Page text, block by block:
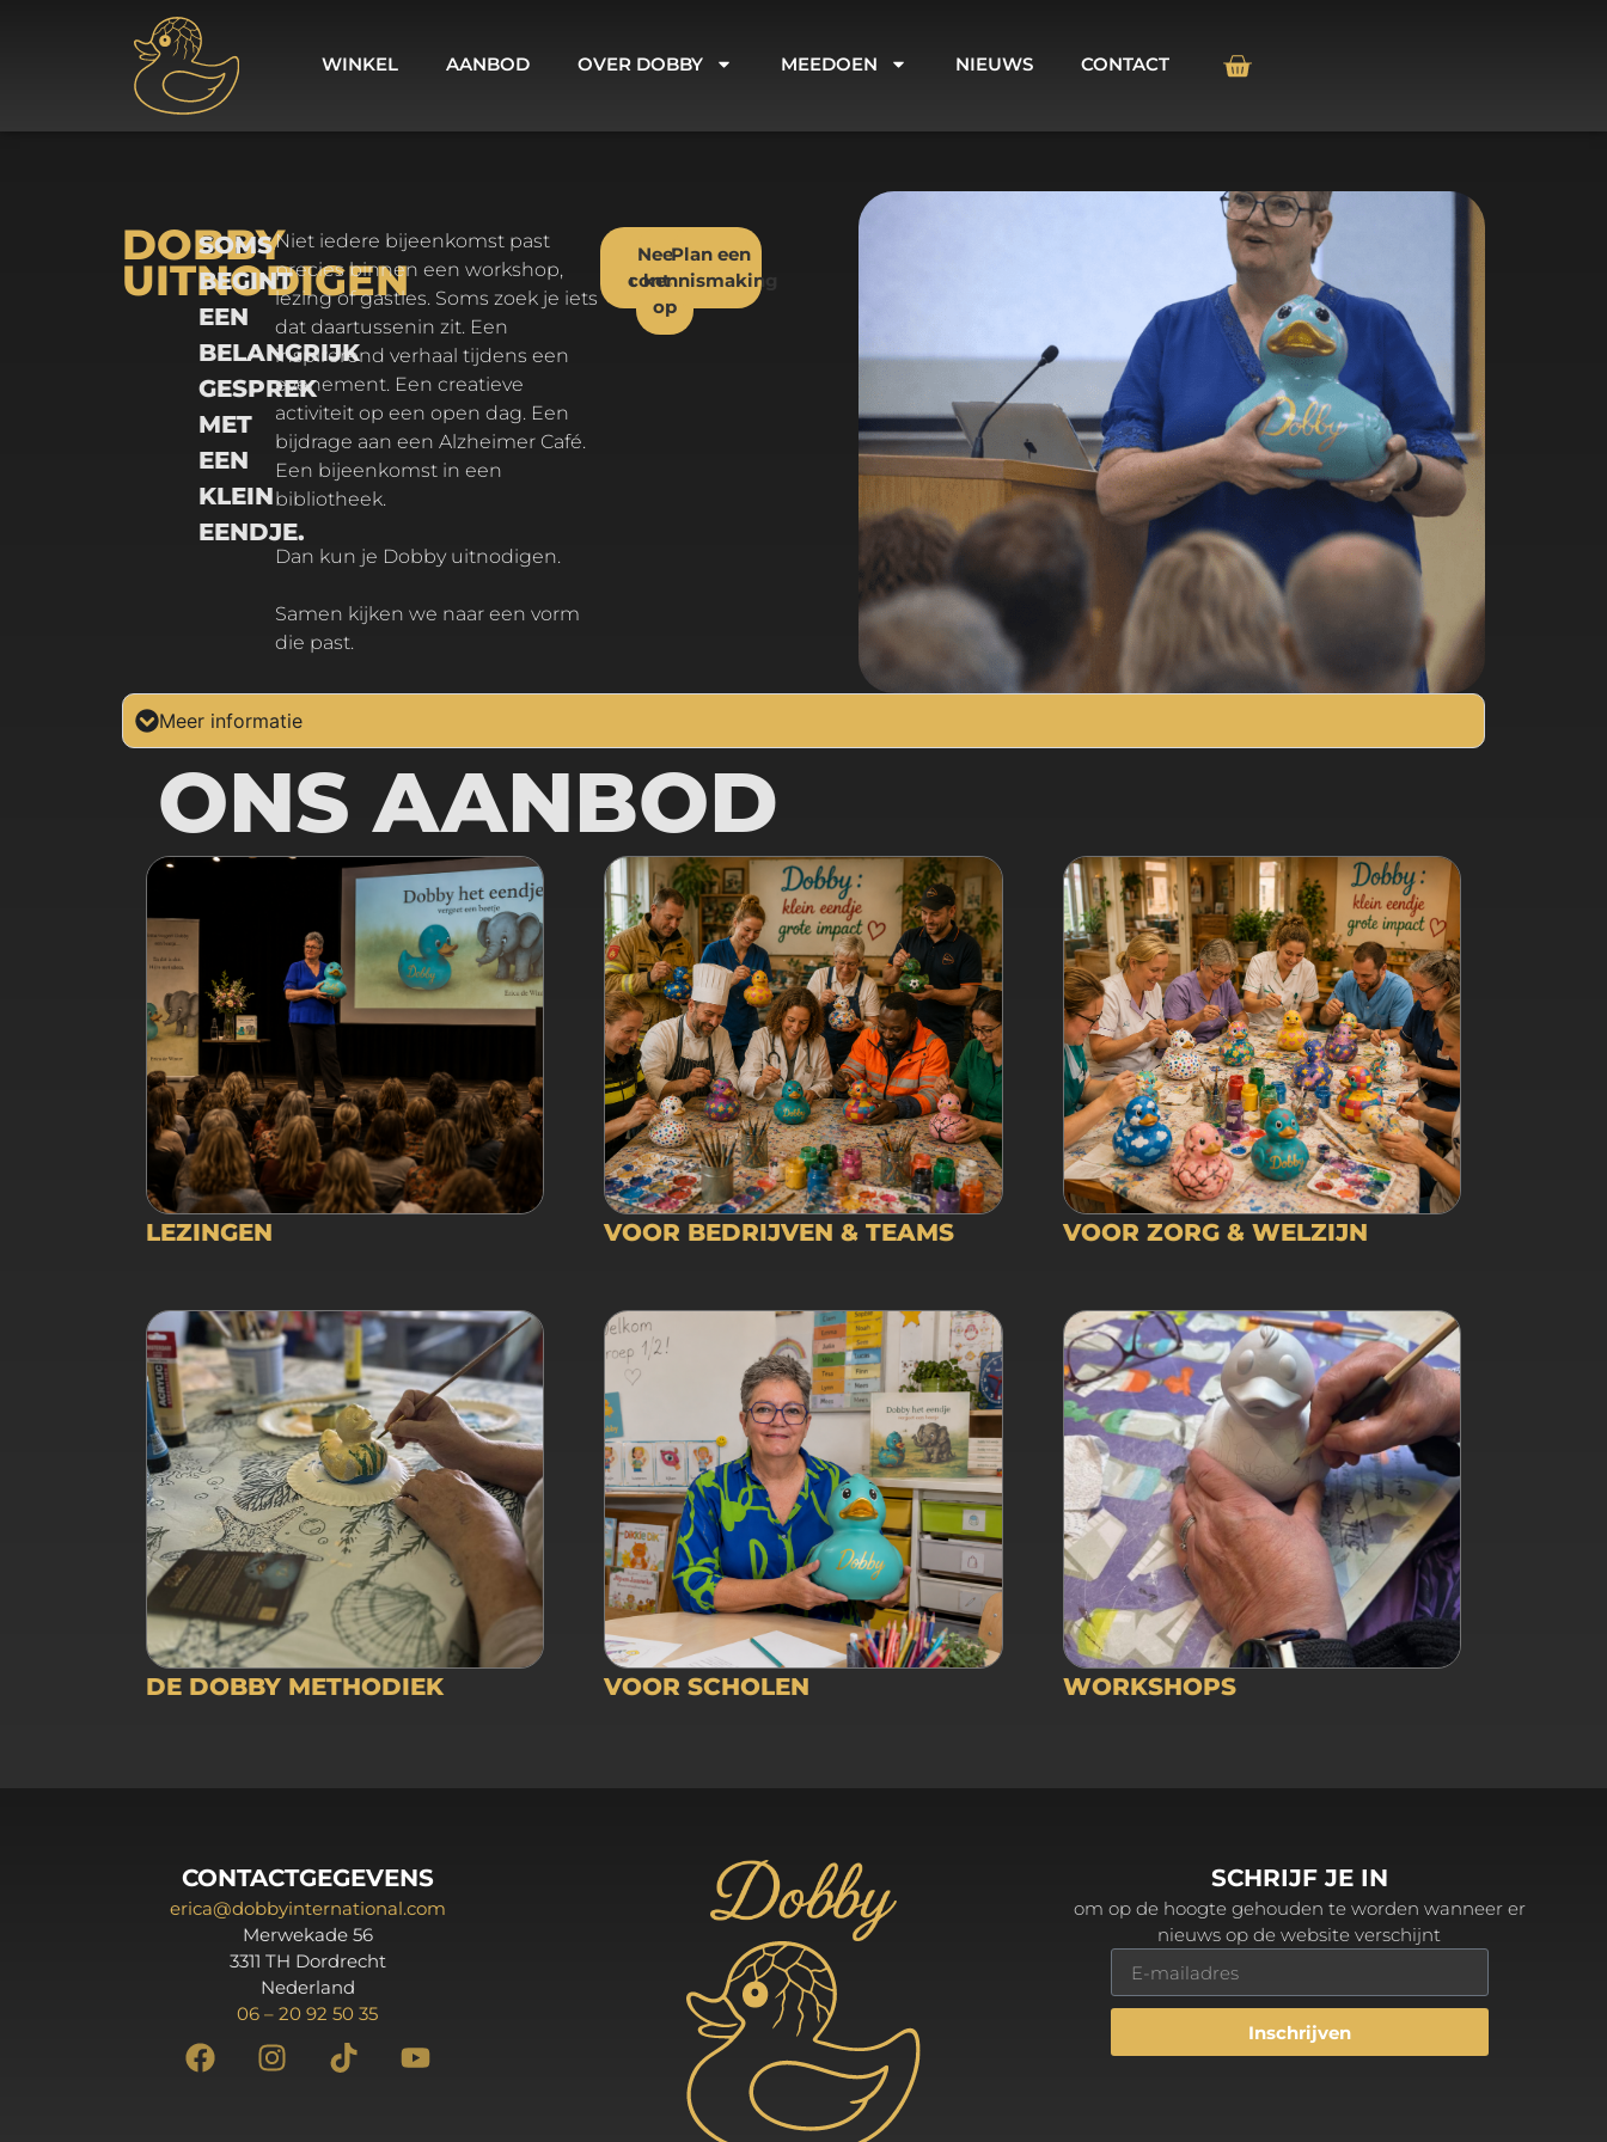
WINKEL AANBOD OVER DOBBY MEEDOEN NIEUWS CONTACT
DOBBY
UITNODIGEN
SOMS
BEGINT
EEN
BELANGRIJK
GESPREK
MET
EEN
KLEIN
EENDJE.
Niet iedere bijeenkomst past
precies binnen een workshop,
lezing of gastles. Soms zoek je iets
dat daartussenin zit. Een
inspirerend verhaal tijdens een
evenement. Een creatieve
activiteit op een open dag. Een
bijdrage aan een Alzheimer Café.
Een bijeenkomst in een
bibliotheek.
Dan kun je Dobby uitnodigen.
Samen kijken we naar een vorm
die past.
Dobby
uitnodigen
Neem
contact
op
Plan een
kennismaking
Meer informatie
ONS AANBOD
LEZINGEN VOOR BEDRIJVEN & TEAMS VOOR ZORG & WELZIJN
DE DOBBY METHODIEK VOOR SCHOLEN WORKSHOPS
CONTACTGEGEVENS
erica@dobbyinternational.com
Merwekade 56
3311 TH Dordrecht
Nederland
06 – 20 92 50 35
SCHRIJF JE IN
om op de hoogte gehouden te worden wanneer er
nieuws op de website verschijnt
Inschrijven